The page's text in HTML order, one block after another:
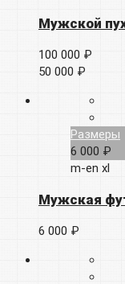
Мужской
100 000 ₽
50 000 ₽
Размеры
6 000 ₽
m-en xl
Мужская
6 000 ₽